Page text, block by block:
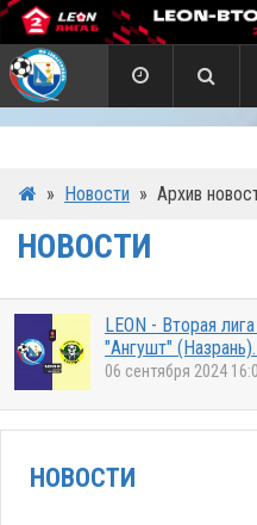
» Новости » Архив
НОВОСТИ
LEON - Вторая
"Ангушт"
06 сентября 2024
НОВОСТИ